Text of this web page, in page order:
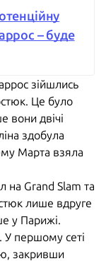
– буде
зійшлись
Це було
вони двічі
здобула
Марта взяла
на Grand Slam та
лише вдруге
у Парижі.
У першому сеті
закривши